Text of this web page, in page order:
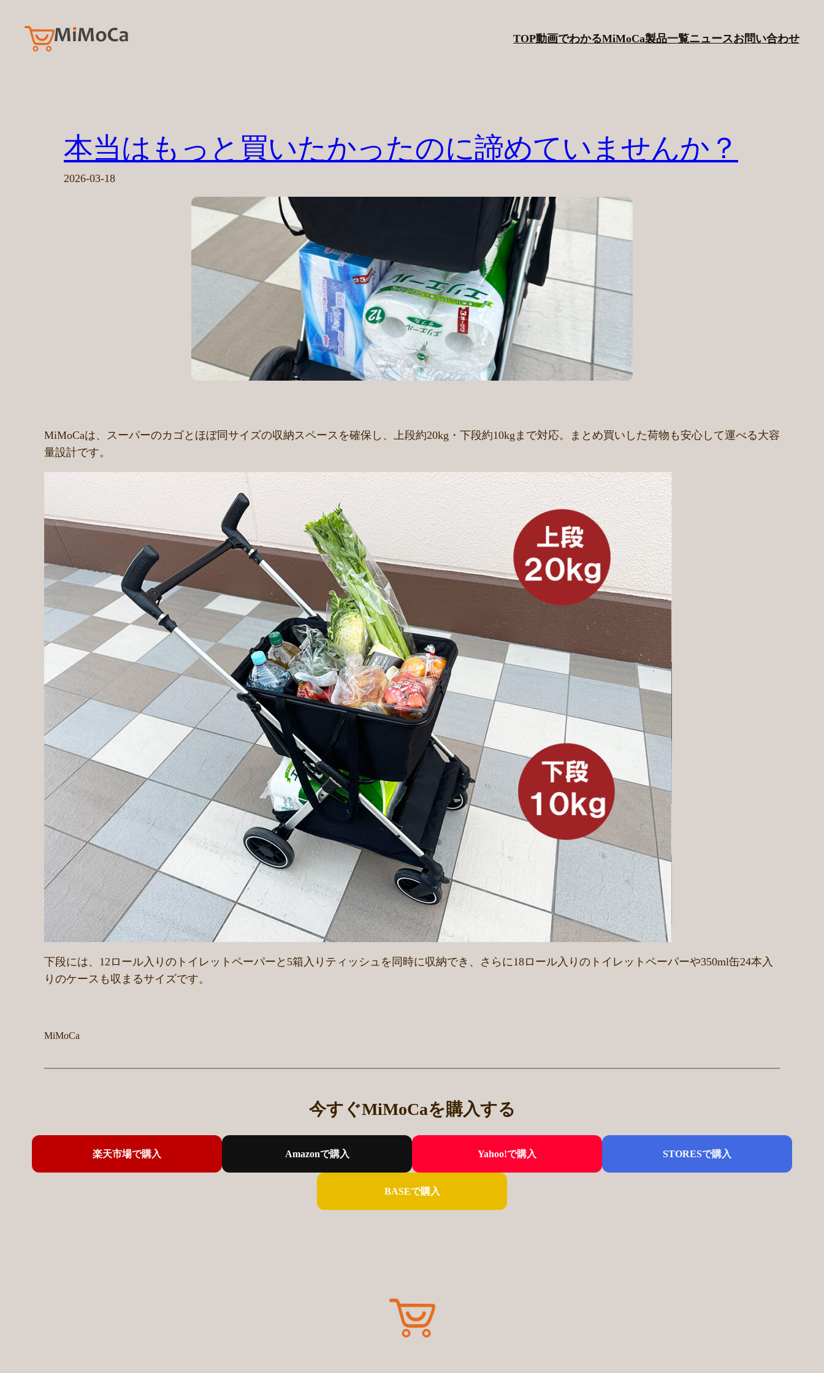
TOP動画でわかるMiMoCa製品一覧ニュースお問い合わせ
本当はもっと買いたかったのに諦めていませんか？
2026-03-18
MiMoCaは、スーパーのカゴとほぼ同サイズの収納スペースを確保し、上段約20kg・下段約10kgまで対応。まとめ買いした荷物も安心して運べる大容
量設計です。
下段には、12ロール入りのトイレットペーパーと5箱入りティッシュを同時に収納でき、さらに18ロール入りのトイレットペーパーや350ml缶24本入
りのケースも収まるサイズです。
MiMoCa
今すぐMiMoCaを購入する
楽天市場で購入 Amazonで購入 Yahoo!で購入 STORESで購入
BASEで購入